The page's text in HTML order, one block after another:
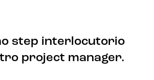
step interlocutorio
project manager.